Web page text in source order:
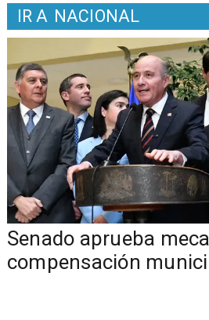
IR A NACIONAL
Senado aprueba
compensación